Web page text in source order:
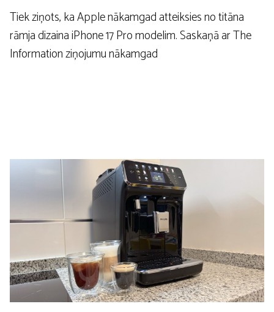
Tiek ziņots, ka Apple nākamgad atteiksies no titāna
rāmja dizaina iPhone 17 Pro modelim. Saskaņā ar The
Information ziņojumu nākamgad